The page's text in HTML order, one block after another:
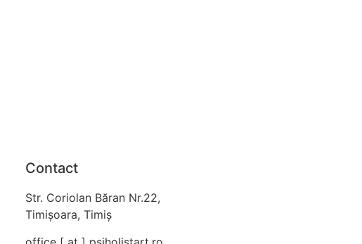
Contact
Str. Coriolan Băran Nr.22,
Timișoara, Timiș